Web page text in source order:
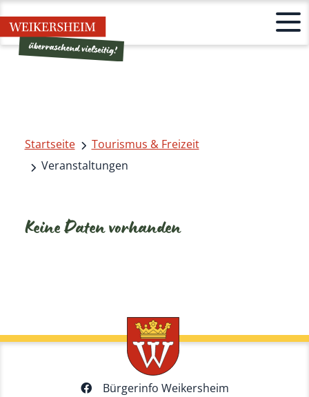
Startseite
Tourismus & Freizeit
Veranstaltungen
Keine Daten vorhanden
Bürgerinfo Weikersheim